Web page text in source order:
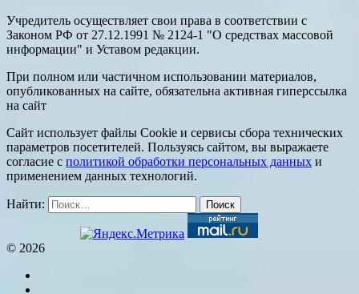
Учредитель осуществляет свои права в соответствии с
Законом РФ от 27.12.1991 № 2124-1 "О средствах массовой
информации" и Уставом редакции.
При полном или частичном использовании материалов,
опубликованных на сайте, обязательна активная гиперссылка
на сайт
Сайт использует файлы Cookie и сервисы сбора технических
параметров посетителей. Пользуясь сайтом, вы выражаете
согласие с политикой обработки персональных данных и
применением данных технологий.
Найти:
© 2026